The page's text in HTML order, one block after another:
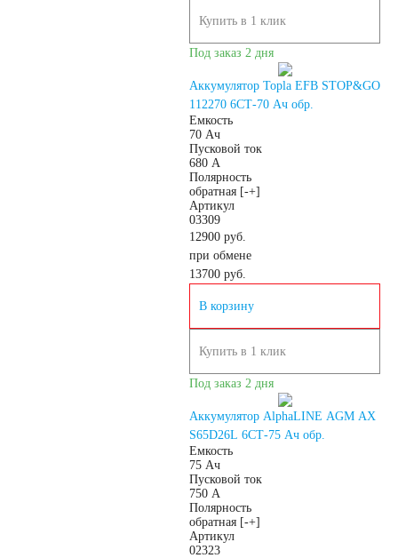
Купить в 1 клик
Под заказ 2 дня
Аккумулятор Topla EFB STOP&GO
112270 6СТ-70 Ач обр.
Емкость
70 Ач
Пусковой ток
680 А
Полярность
обратная [-+]
Артикул
03309
12900 руб.
при обмене
13700 руб.
В корзину
Купить в 1 клик
Под заказ 2 дня
Аккумулятор AlphaLINE AGM AX
S65D26L 6СТ-75 Ач обр.
Емкость
75 Ач
Пусковой ток
750 А
Полярность
обратная [-+]
Артикул
02323